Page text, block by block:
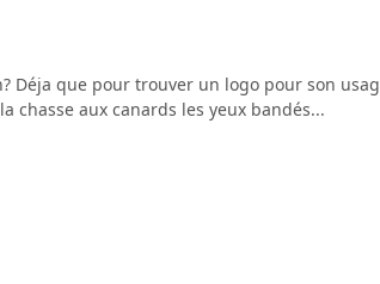
Déja que pour trouver un logo pour son
chasse aux canards les yeux bandés...